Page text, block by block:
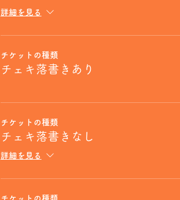
詳細を見る
チケットの種類
チェキ落書きあり
チケットの種類
チェキ落書きなし
詳細を見る
チケットの種類